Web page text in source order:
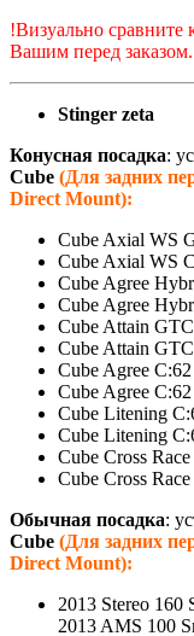
!Визуально сравните
Вашим перед заказом.
Stinger zeta
Конусная посадка:
Cube (Для задних
Direct Mount):
Cube Axial WS
Cube Axial WS
Cube Agree
Cube Agree
Cube Attain
Cube Attain
Cube Agree
Cube Agree
Cube Litening
Cube Litening
Cube Cross
Cube Cross
Обычная посадка:
Cube (Для задних
Direct Mount):
2013 Stereo 160
2013 AMS 100